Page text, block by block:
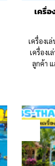
เครื่อ
เครื่องเ
เครื่อง
ลูกค้า